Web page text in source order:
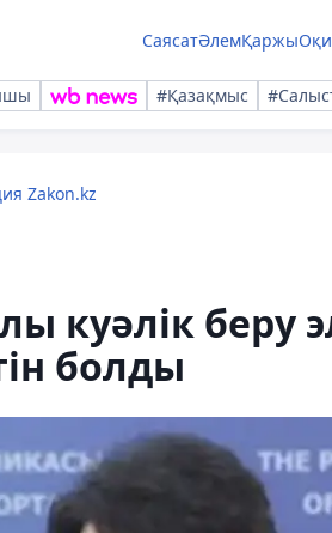
СаясатӘлемҚаржы
#Қазақмыс
Zakon.kz
куәлік беру
болды